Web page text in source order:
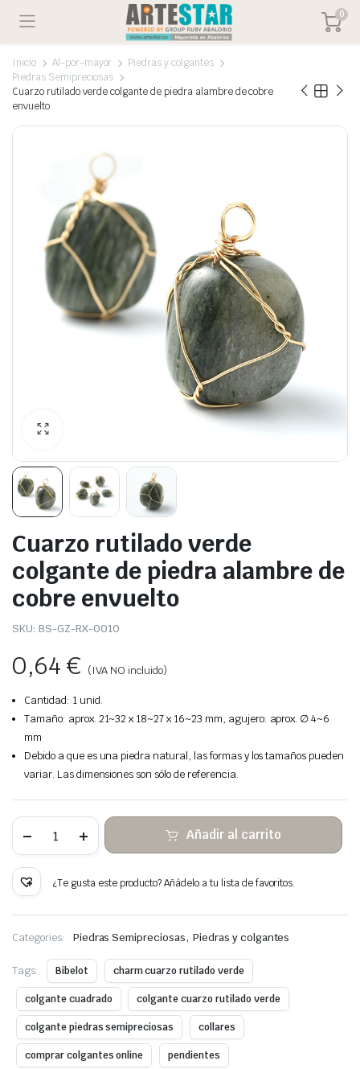
0
Inicio Al-por-mayor
Piedras y colgantes
Piedras Semipreciosas
Cuarzo rutilado verde colgante de piedra alambre de cobre
envuelto
Cuarzo rutilado verde
colgante de piedra alambre de
cobre envuelto
SKU: BS-GZ-RX-0010
0,64€ (IVA NO incluido)
Cantidad: 1 unid.
Tamaño: aprox. 21~32 x 18~27 x 16~23 mm, agujero: aprox. ∅ 4~6
mm
Debido a que es una piedra natural, las formas y los tamaños pueden
variar. Las dimensiones son sólo de referencia.
rutilado
verde
de
piedra
de
cobre
envuelto
cantidad
Añadir al carrito
¿Te gusta este producto? Añádelo a tu lista de favoritos.
Categories: Piedras Semipreciosas, Piedras y colgantes
Tags: Bibelot charm cuarzo rutilado verde
colgante cuadrado colgante cuarzo rutilado verde
colgante piedras semipreciosas collares
comprar colgantes online pendientes